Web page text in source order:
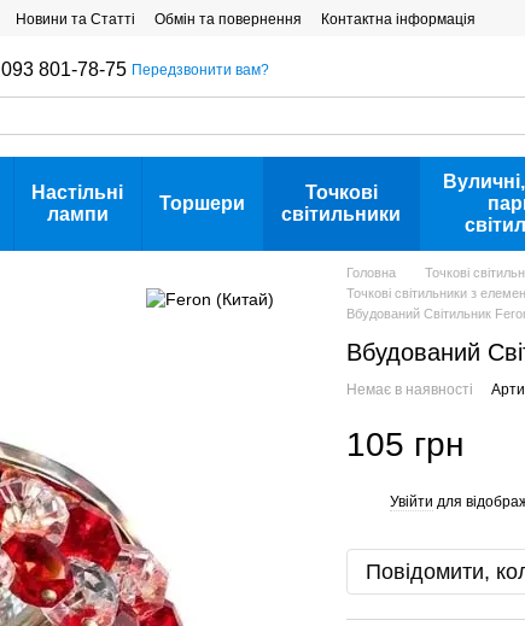
Новини та Статті Обмін та повернення Контактна інформація
093 801-78-75 Передзвонити вам?
Настільні
лампи
Торшери
Точкові
світильники
Головна Точкові
Точкові світильники з
Вбудований Світильник
Вбудований
Немає в наявності
105 грн
Увійти для
Повідомити,